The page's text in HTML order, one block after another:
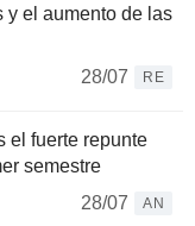
y el aumento de las
28/07
RE
el fuerte repunte
semestre
28/07
AN